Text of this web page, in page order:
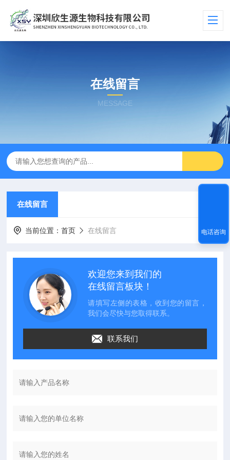
在线留言
MESSAGE
在线留言
当前位置：首页 在线留言
欢迎您来到我们的
在线留言板块！
请填写左侧的表格，收到您的留言，
我们会尽快与您取得联系。
联系我们
电话咨询